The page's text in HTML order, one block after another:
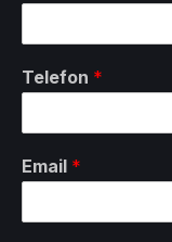
Telefon *
Email *